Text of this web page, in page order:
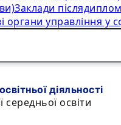
Заклади
органи управління у
діяльності
середньої освіти